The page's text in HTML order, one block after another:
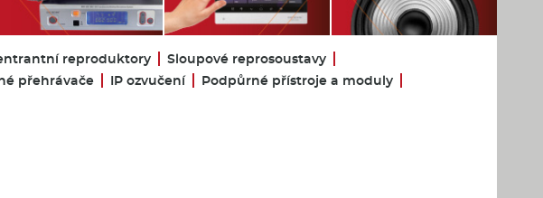
reproduktory
Sloupové reprosoustavy
přehrávače IP ozvučení
Podpůrné přístroje a moduly